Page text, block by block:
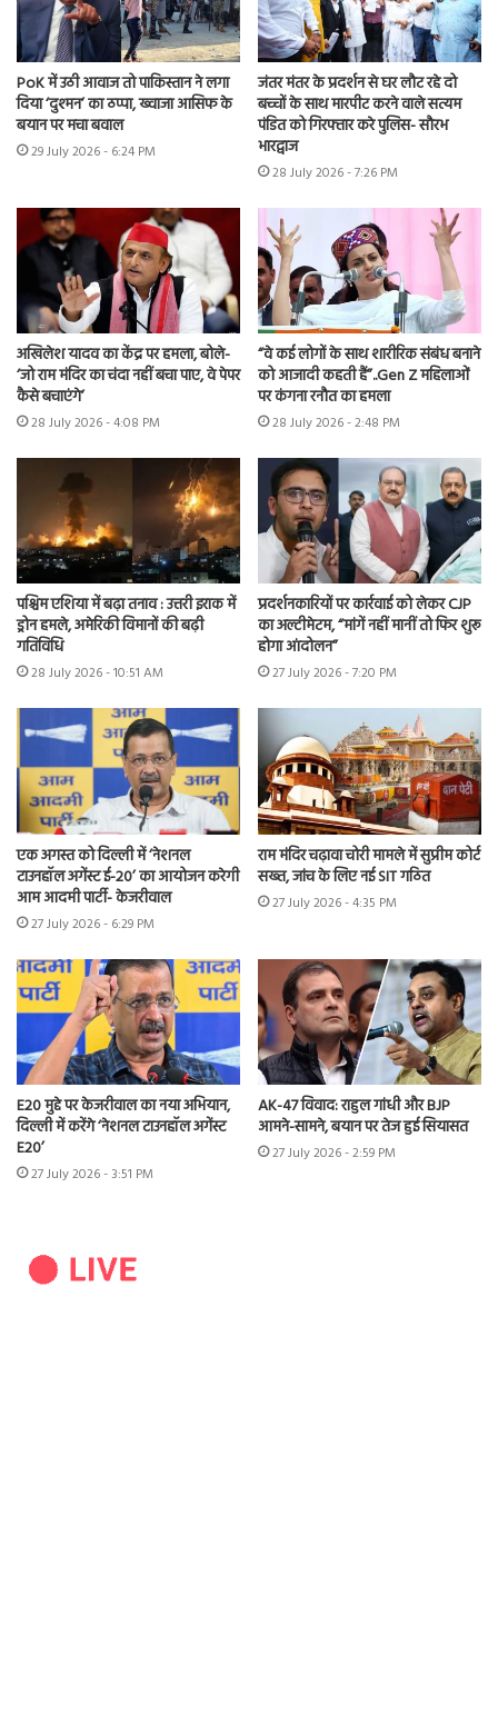
PoK में उठी आवाज तो पाकिस्तान ने लगा
दिया ‘दुश्मन’ का ठप्पा, ख्वाजा आसिफ के
बयान पर मचा बवाल
29 July 2026 - 6:24 PM
जंतर मंतर के प्रदर्शन से घर लौट रहे दो
बच्चों के साथ मारपीट करने वाले सत्यम
पंडित को गिरफ्तार करे पुलिस- सौरभ
भारद्वाज
28 July 2026 - 7:26 PM
अखिलेश यादव का केंद्र पर हमला, बोले-
‘जो राम मंदिर का चंदा नहीं बचा पाए, वे पेपर
कैसे बचाएंगे’
28 July 2026 - 4:08 PM
“वे कई लोगों के साथ शारीरिक संबंध बनाने
को आजादी कहती हैं”..Gen Z महिलाओं
पर कंगना रनौत का हमला
28 July 2026 - 2:48 PM
पश्चिम एशिया में बढ़ा तनाव : उत्तरी इराक में
ड्रोन हमले, अमेरिकी विमानों की बढ़ी
गतिविधि
28 July 2026 - 10:51 AM
प्रदर्शनकारियों पर कार्रवाई को लेकर CJP
का अल्टीमेटम, “मांगें नहीं मानीं तो फिर शुरू
होगा आंदोलन”
27 July 2026 - 7:20 PM
एक अगस्त को दिल्ली में ‘नेशनल
टाउनहॉल अगेंस्ट ई-20’ का आयोजन करेगी
आम आदमी पार्टी- केजरीवाल
27 July 2026 - 6:29 PM
राम मंदिर चढ़ावा चोरी मामले में सुप्रीम कोर्ट
सख्त, जांच के लिए नई SIT गठित
27 July 2026 - 4:35 PM
E20 मुद्दे पर केजरीवाल का नया अभियान,
दिल्ली में करेंगे ‘नेशनल टाउनहॉल अगेंस्ट
E20’
27 July 2026 - 3:51 PM
AK-47 विवाद: राहुल गांधी और BJP
आमने-सामने, बयान पर तेज हुई सियासत
27 July 2026 - 2:59 PM